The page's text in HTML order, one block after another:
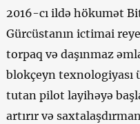
2016-cı ildə hökumət
Gürcüstanın ictimai
torpaq və daşınmaz
blokçeyn texnologiyası
tutan pilot layihəyə
artırır və